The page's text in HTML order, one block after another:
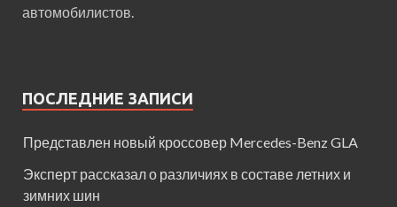
автомобилистов.
ПОСЛЕДНИЕ ЗАПИСИ
Представлен новый кроссовер Mercedes-Benz GLA
Эксперт рассказал о различиях в составе летних и
зимних шин